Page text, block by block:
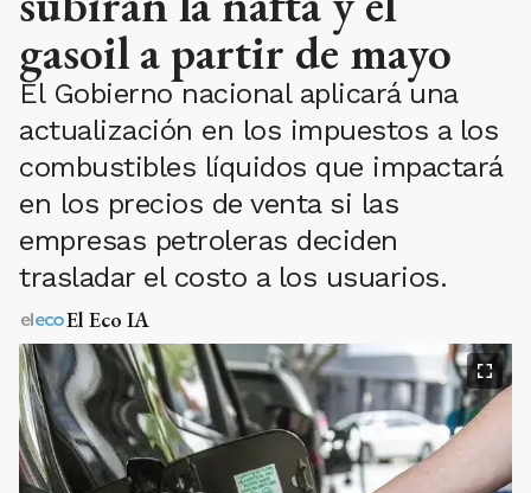
gasoil a partir de mayo
El Gobierno nacional aplicará una
actualización en los impuestos a los
combustibles líquidos que impactará
en los precios de venta si las
empresas petroleras deciden
trasladar el costo a los usuarios.
El Eco IA